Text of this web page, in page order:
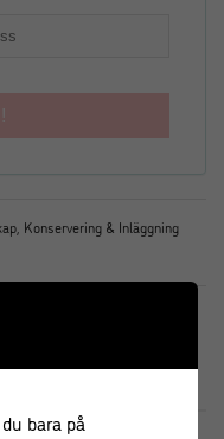
Konservering & Inläggning
bara på